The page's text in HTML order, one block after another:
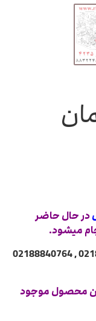
در حال حاضر
میشود.
تلفن تماس : 02188349357 , 02188322485 , 02188840764
محصول موجود